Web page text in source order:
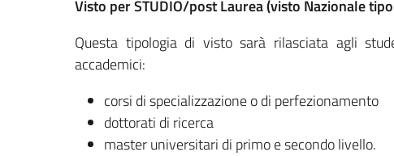
Visto per STUDIO/post Laurea (visto Nazionale
Questa tipologia di visto sarà rilasciata agli
accademici:
corsi di specializzazione o di perfezionamento
dottorati di ricerca
master universitari di primo e secondo livello.